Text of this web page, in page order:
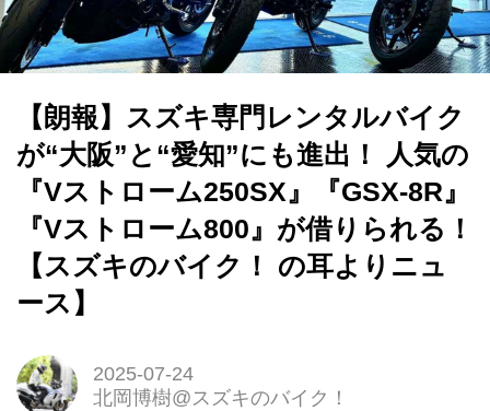
【朗報】スズキ専門レンタルバイク
が“大阪”と“愛知”にも進出！ 人気の
『Vストローム250SX』『GSX-8R』
『Vストローム800』が借りられる！
【スズキのバイク！ の耳よりニュ
ース】
2025-07-24
北岡博樹@スズキのバイク！